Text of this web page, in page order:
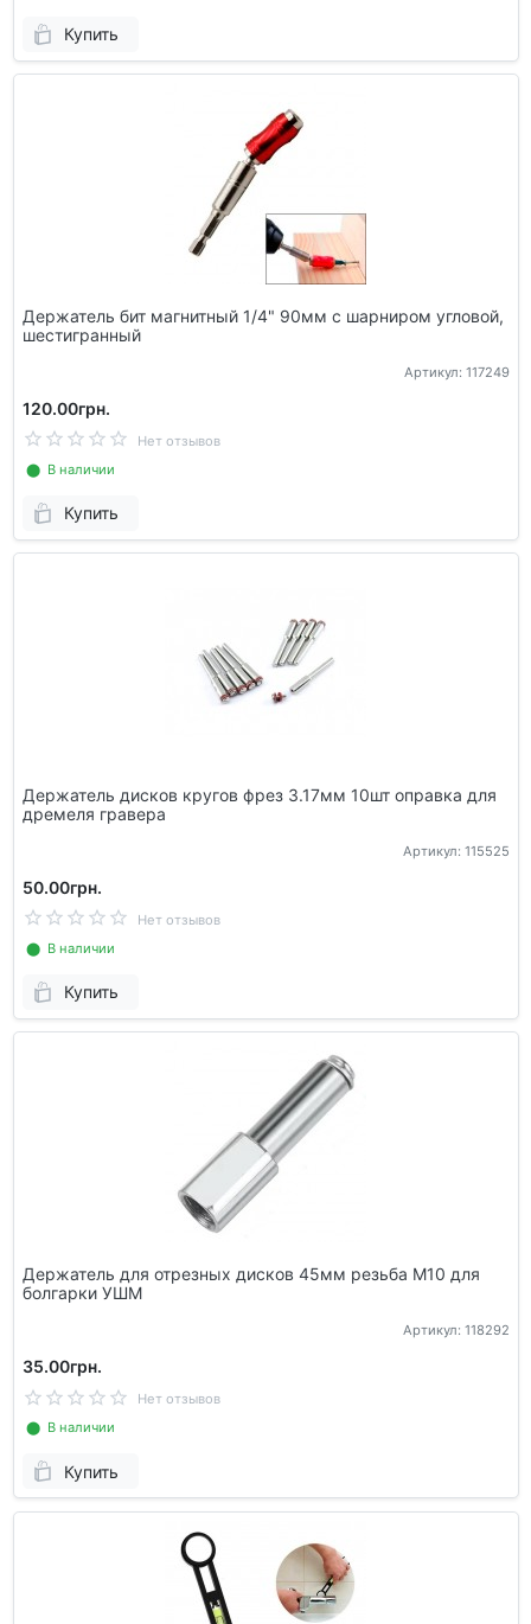
Купить
Держатель бит магнитный 1/4" 90мм с шарниром угловой,
шестигранный
Артикул: 117249
120.00грн.
Нет отзывов
⬤ В наличии
Купить
Держатель дисков кругов фрез 3.17мм 10шт оправка для
дремеля гравера
Артикул: 115525
50.00грн.
Нет отзывов
⬤ В наличии
Купить
Держатель для отрезных дисков 45мм резьба М10 для
болгарки УШМ
Артикул: 118292
35.00грн.
Нет отзывов
⬤ В наличии
Купить